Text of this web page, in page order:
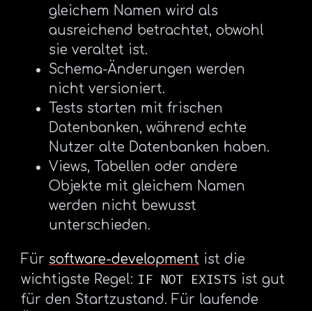
gleichem Namen wird als
ausreichend betrachtet, obwohl
sie veraltet ist.
Schema-Änderungen werden
nicht versioniert.
Tests starten mit frischen
Datenbanken, während echte
Nutzer alte Datenbanken haben.
Views, Tabellen oder andere
Objekte mit gleichem Namen
werden nicht bewusst
unterschieden.
Für software-development ist die
wichtigste Regel: IF NOT EXISTS ist gut
für den Startzustand. Für laufende